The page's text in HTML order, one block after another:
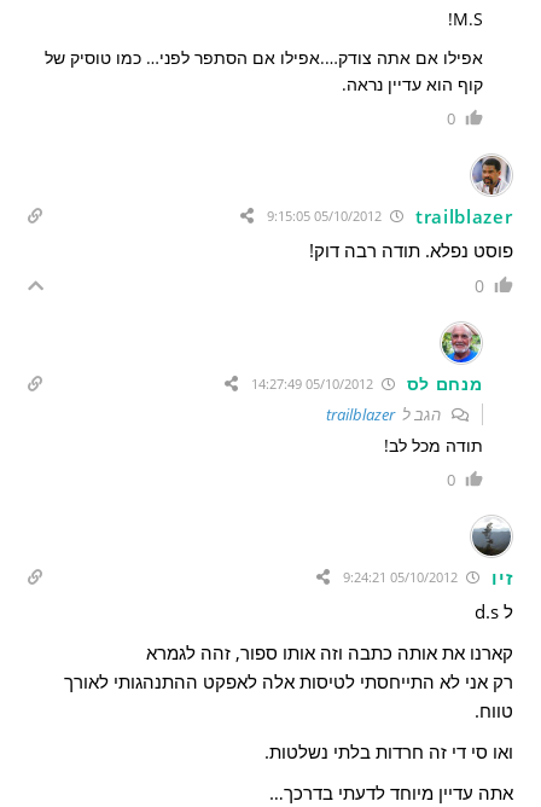
M.S!
אפילו אם אתה צודק….אפילו אם הסתפר לפני… כמו טוסיק של
קוף הוא עדיין נראה.
0
trailblazer
05/10/2012 9:15:05
פוסט נפלא. תודה רבה דוק!
0
מנחם לס 05/10/2012 14:27:49
הגב לtrailblazer
תודה מכל לב!
0
זיו
ל d.s
קארנו את אותה כתבה וזה אותו ספור, זהה לגמרא
רק אני לא התייחסתי לטיסות אלה לאפקט ההתנהגותי לאורך
טווח.
ואו סי די זה חרדות בלתי נשלטות.
אתה עדיין מיוחד לדעתי בדרכך…